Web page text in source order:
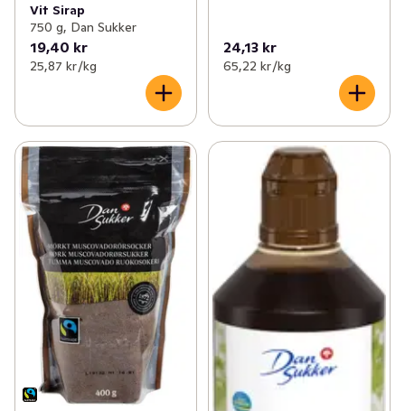
Vit Sirap
750 g, Dan Sukker
19,40 kr
25,87 kr /kg
24,13 kr
65,22 kr /kg